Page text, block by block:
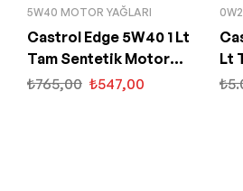
5W40 MOTOR YAĞLARI
Castrol Edge 5W40 1 Lt
Tam Sentetik Motor
Yağı
₺765,00 ₺547,00
Lt
₺